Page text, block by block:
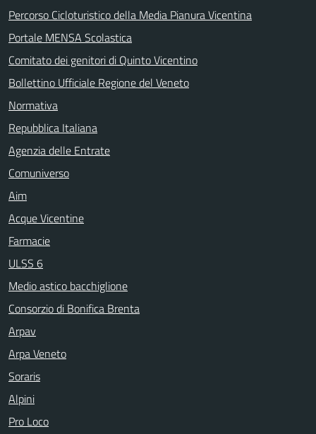
Percorso Cicloturistico della Media Pianura Vicentina
Portale MENSA Scolastica
Comitato dei genitori di Quinto Vicentino
Bollettino Ufficiale Regione del Veneto
Normativa
Repubblica Italiana
Agenzia delle Entrate
Comuniverso
Aim
Acque Vicentine
Farmacie
ULSS 6
Medio astico bacchiglione
Consorzio di Bonifica Brenta
Arpav
Arpa Veneto
Soraris
Alpini
Pro Loco